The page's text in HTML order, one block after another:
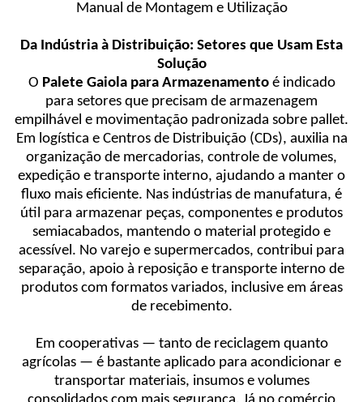
Manual de Montagem e Utilização
Da Indústria à Distribuição: Setores que Usam Esta
Solução
O Palete Gaiola para Armazenamentoé indicado
para setores que precisam de armazenagem
empilhável e movimentação padronizada sobre pallet.
Em logística e Centros de Distribuição (CDs), auxilia na
organização de mercadorias, controle de volumes,
expedição e transporte interno, ajudando a manter o
fluxo mais eficiente. Nas indústrias de manufatura, é
útil para armazenar peças, componentes e produtos
semiacabados, mantendo o material protegido e
acessível. No varejo e supermercados, contribui para
separação, apoio à reposição e transporte interno de
produtos com formatos variados, inclusive em áreas
de recebimento.
Em cooperativas — tanto de reciclagem quanto
agrícolas — é bastante aplicado para acondicionar e
transportar materiais, insumos e volumes